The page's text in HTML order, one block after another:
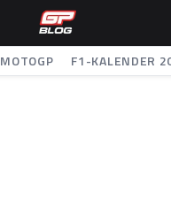
MOTOGP F1-KALENDER